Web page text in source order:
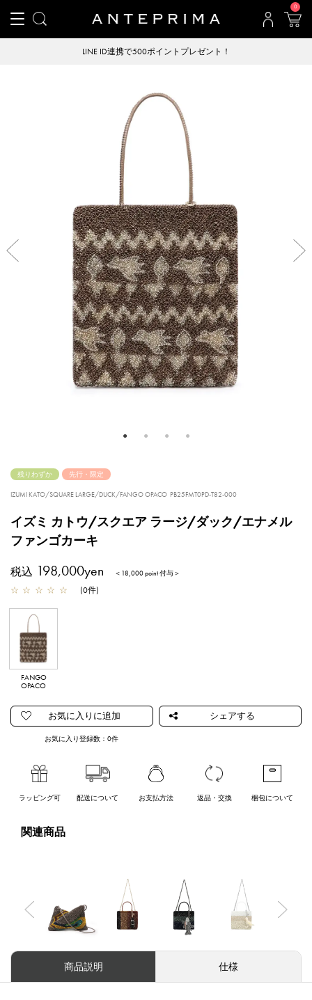
0
LINE ID連携で500ポイントプレゼント！
残りわずか 先行・限定
IZUMI KATO/SQUARE LARGE/DUCK/FANGO OPACO PB25FMT0PD-T82-000
イズミ カトウ/スクエア ラージ/ダック/エナメル
ファンゴカーキ
税込 198,000yen ＜18,000 point 付与＞
☆ ☆ ☆ ☆ ☆ (0件)
FANGO
OPACO
お気に入り登録数：0件
ラッピング可 配送について お支払方法 返品・交換 梱包について
関連商品
Previous
商品説明 仕様